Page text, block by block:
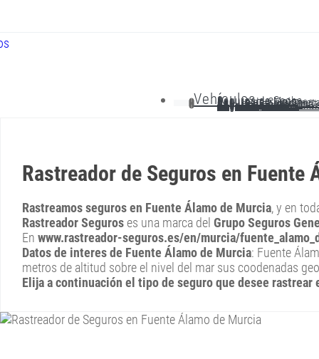
Vehículos
Seguros de Coche
Seguros de Moto
Seguro de Camiones
Seguros de
Seg. de Cabeza
Seguro de Tractor
Seguro de
Seguros por Días
Seguro de Coche
Rastreador de Seguros en Fuente
Rastreamos seguros en Fuente Álamo de Murcia, y en
Rastreador Seguros es una marca del Grupo Seguros
En www.rastreador-seguros.es/en/murcia/
Datos de interes de Fuente Álamo de Murcia: Fuente
metros de altitud sobre el nivel del mar sus coodenadas
Elija a continuación el tipo de seguro que desee rastrear